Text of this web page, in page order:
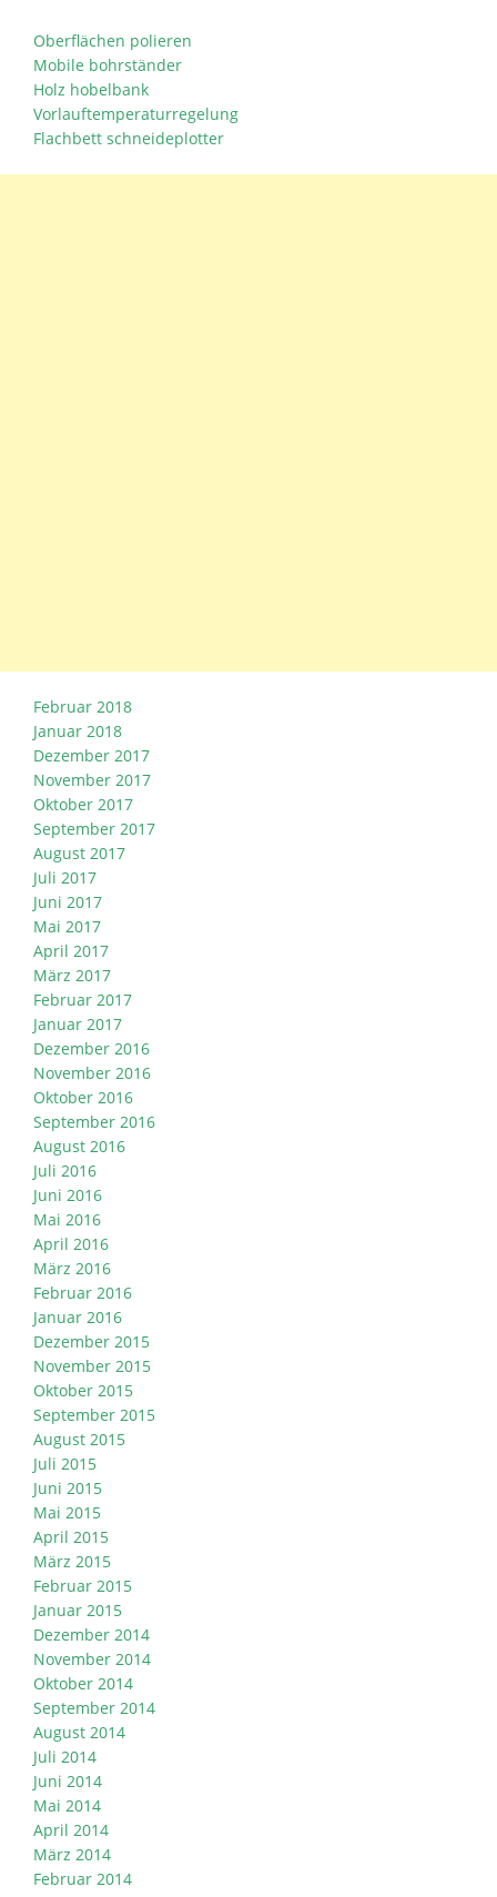
Oberflächen polieren
Mobile bohrständer
Holz hobelbank
Vorlauftemperaturregelung
Flachbett schneideplotter
Februar 2018
Januar 2018
Dezember 2017
November 2017
Oktober 2017
September 2017
August 2017
Juli 2017
Juni 2017
Mai 2017
April 2017
März 2017
Februar 2017
Januar 2017
Dezember 2016
November 2016
Oktober 2016
September 2016
August 2016
Juli 2016
Juni 2016
Mai 2016
April 2016
März 2016
Februar 2016
Januar 2016
Dezember 2015
November 2015
Oktober 2015
September 2015
August 2015
Juli 2015
Juni 2015
Mai 2015
April 2015
März 2015
Februar 2015
Januar 2015
Dezember 2014
November 2014
Oktober 2014
September 2014
August 2014
Juli 2014
Juni 2014
Mai 2014
April 2014
März 2014
Februar 2014